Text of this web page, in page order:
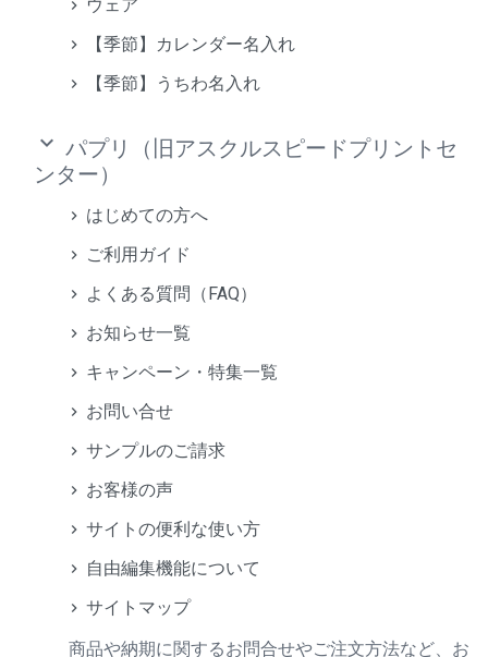
ウェア
【季節】カレンダー名入れ
【季節】うちわ名入れ
keyboard_arrow_down パプリ（旧アスクルスピードプリントセ
ンター）
はじめての方へ
ご利用ガイド
よくある質問（FAQ）
お知らせ一覧
キャンペーン・特集一覧
お問い合せ
サンプルのご請求
お客様の声
サイトの便利な使い方
自由編集機能について
サイトマップ
商品や納期に関するお問合せやご注文方法など、お